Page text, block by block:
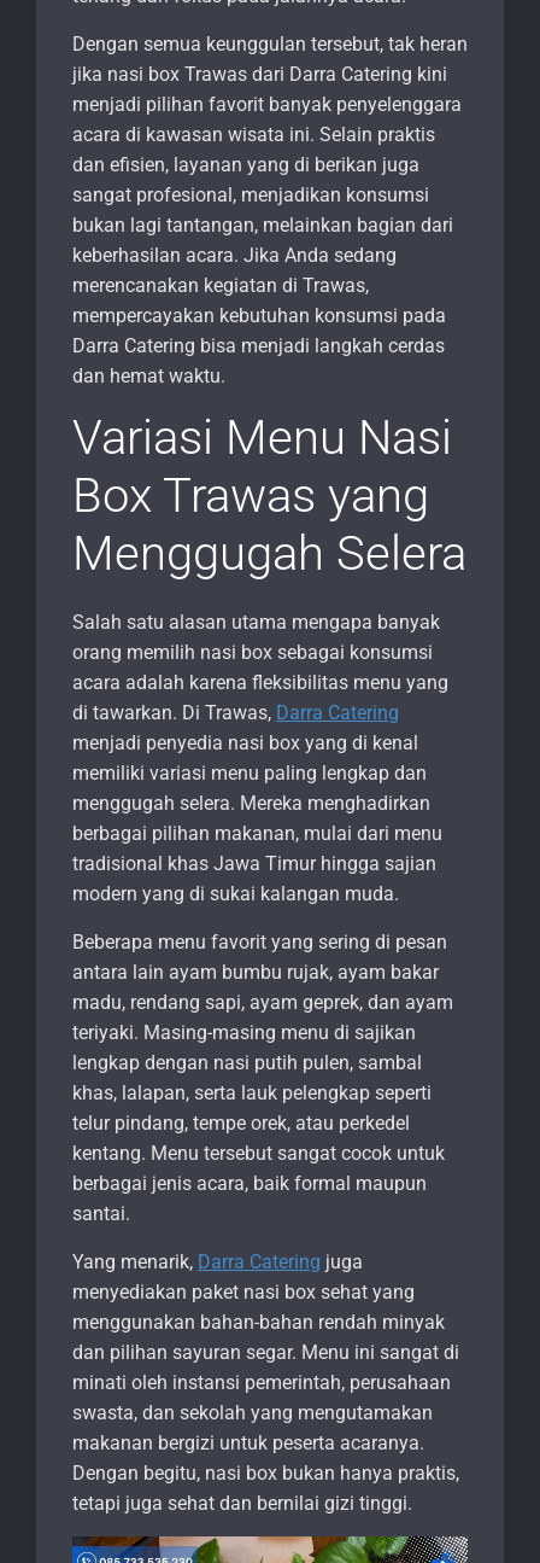
Dengan semua keunggulan tersebut, tak heran
jika nasi box Trawas dari Darra Catering kini
menjadi pilihan favorit banyak penyelenggara
acara di kawasan wisata ini. Selain praktis
dan efisien, layanan yang di berikan juga
sangat profesional, menjadikan konsumsi
bukan lagi tantangan, melainkan bagian dari
keberhasilan acara. Jika Anda sedang
merencanakan kegiatan di Trawas,
mempercayakan kebutuhan konsumsi pada
Darra Catering bisa menjadi langkah cerdas
dan hemat waktu.
Variasi Menu Nasi
Box Trawas yang
Menggugah Selera
Salah satu alasan utama mengapa banyak
orang memilih nasi box sebagai konsumsi
acara adalah karena fleksibilitas menu yang
di tawarkan. Di Trawas, Darra Catering
menjadi penyedia nasi box yang di kenal
memiliki variasi menu paling lengkap dan
menggugah selera. Mereka menghadirkan
berbagai pilihan makanan, mulai dari menu
tradisional khas Jawa Timur hingga sajian
modern yang di sukai kalangan muda.
Beberapa menu favorit yang sering di pesan
antara lain ayam bumbu rujak, ayam bakar
madu, rendang sapi, ayam geprek, dan ayam
teriyaki. Masing-masing menu di sajikan
lengkap dengan nasi putih pulen, sambal
khas, lalapan, serta lauk pelengkap seperti
telur pindang, tempe orek, atau perkedel
kentang. Menu tersebut sangat cocok untuk
berbagai jenis acara, baik formal maupun
santai.
Yang menarik, Darra Catering juga
menyediakan paket nasi box sehat yang
menggunakan bahan-bahan rendah minyak
dan pilihan sayuran segar. Menu ini sangat di
minati oleh instansi pemerintah, perusahaan
swasta, dan sekolah yang mengutamakan
makanan bergizi untuk peserta acaranya.
Dengan begitu, nasi box bukan hanya praktis,
tetapi juga sehat dan bernilai gizi tinggi.